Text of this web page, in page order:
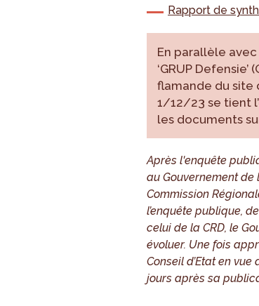
Rapport de
En parallèle
‘GRUP
flamande du site
1/12/23 se tient
les documents
Après l'enquête
au Gouvernement
Commission
l’enquête publique,
celui de la CRD, le
évoluer. Une fois
Conseil d’Etat en
jours après sa